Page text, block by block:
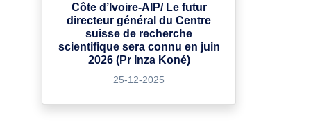
Côte d’Ivoire-AIP/ Le futur
directeur général du Centre
suisse de recherche
scientifique sera connu en juin
2026 (Pr Inza Koné)
25-12-2025